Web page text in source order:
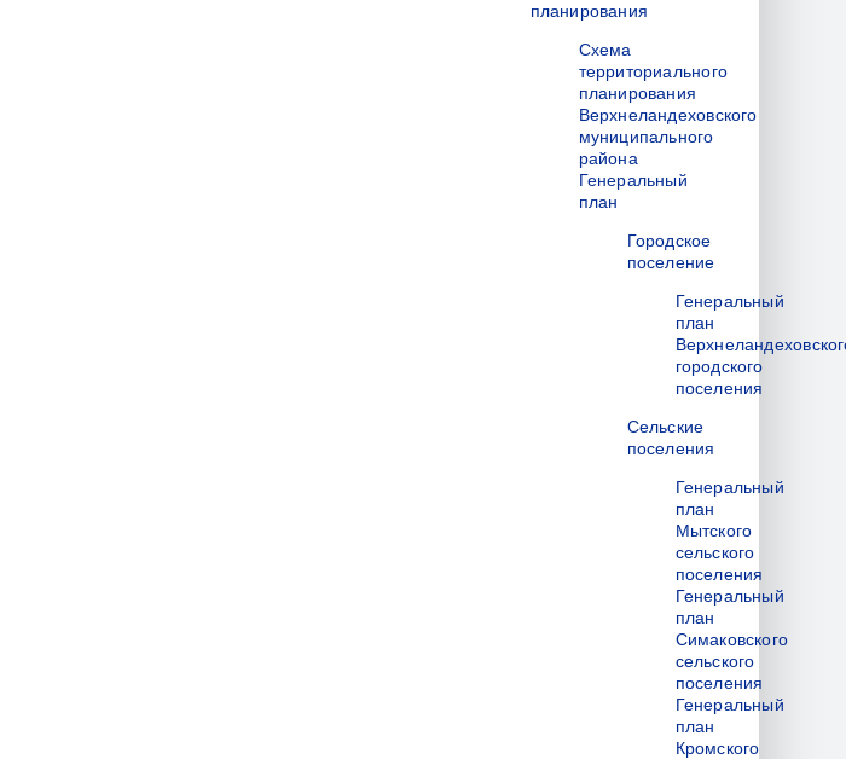
планирования
Схема
территориального
планирования
Верхнеландеховского
муниципального
района
Генеральный
план
Городское
поселение
Генеральный
план
городского
поселения
Сельские
поселения
Генеральный
план
Мытского
сельского
поселения
Генеральный
план
Симаковского
сельского
поселения
Генеральный
план
Кромского